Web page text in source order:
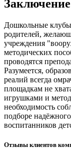
Заключение
Дошкольные
родителей,
учреждения
методических
проводятся
Разумеется,
реалий всегда
площадкам не
игрушками и
необходимость
подборе
воспитанников
Отзывы клиентов